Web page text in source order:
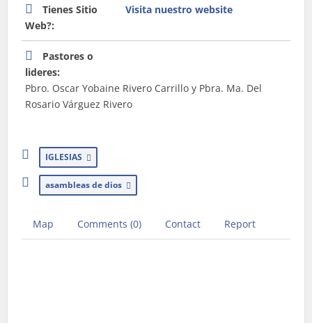
Tienes Sitio
Web?:
Visita nuestro website
Pastores o
lideres:
Pbro. Oscar Yobaine Rivero Carrillo y Pbra. Ma. Del
Rosario Várguez Rivero
IGLESIAS
asambleas de dios
Map Comments (0) Contact Report